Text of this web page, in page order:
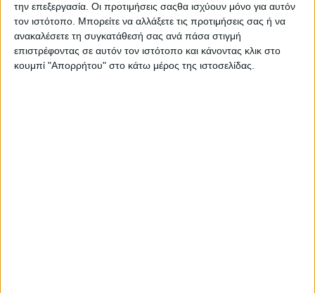
την επεξεργασία. Οι προτιμήσεις σαςθα ισχύουν μόνο για αυτόν
τον ιστότοπο. Μπορείτε να αλλάξετε τις προτιμήσεις σας ή να
ανακαλέσετε τη συγκατάθεσή σας ανά πάσα στιγμή
επιστρέφοντας σε αυτόν τον ιστότοπο και κάνοντας κλικ στο
κουμπί "Απορρήτου" στο κάτω μέρος της ιστοσελίδας.
2)STAR(Μάρα Ζαχαρέα): 14,8%
3)ALPHA(Αντώνης Σρόιτερ): 12,9%
4)OPEN(Εύα Αντωνοπούλου): 10,6%